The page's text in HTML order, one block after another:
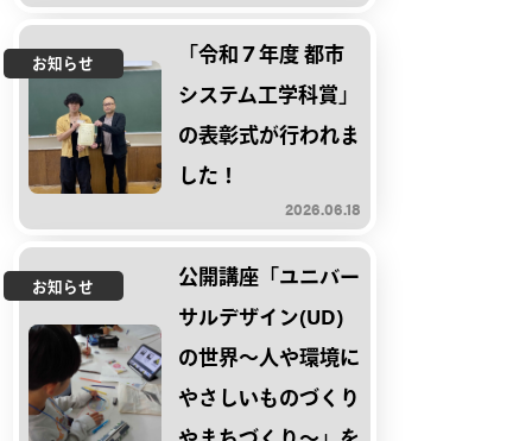
「令和７年度 都市
システム工学科賞」
の表彰式が行われま
した！
2026.06.18
お知らせ
公開講座「ユニバー
サルデザイン(UD)
の世界～人や環境に
やさしいものづくり
お知らせ